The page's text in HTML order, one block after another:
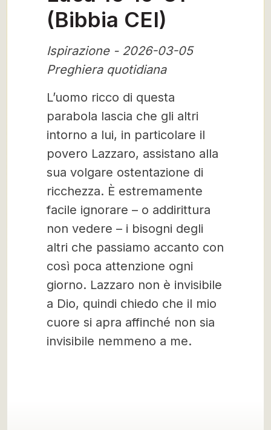
(Bibbia CEI)
Ispirazione - 2026-03-05
Preghiera quotidiana
L’uomo ricco di questa
parabola lascia che gli altri
intorno a lui, in particolare il
povero Lazzaro, assistano alla
sua volgare ostentazione di
ricchezza. È estremamente
facile ignorare – o addirittura
non vedere – i bisogni degli
altri che passiamo accanto con
così poca attenzione ogni
giorno. Lazzaro non è invisibile
a Dio, quindi chiedo che il mio
cuore si apra affinché non sia
invisibile nemmeno a me.